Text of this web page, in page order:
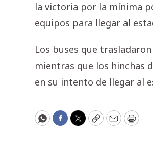
la victoria por la mínima
equipos para llegar al
Los buses que
mientras que los hinchas
en su intento de llegar al
WhatsApp
Facebook
Twitter
CopyEmailPrint